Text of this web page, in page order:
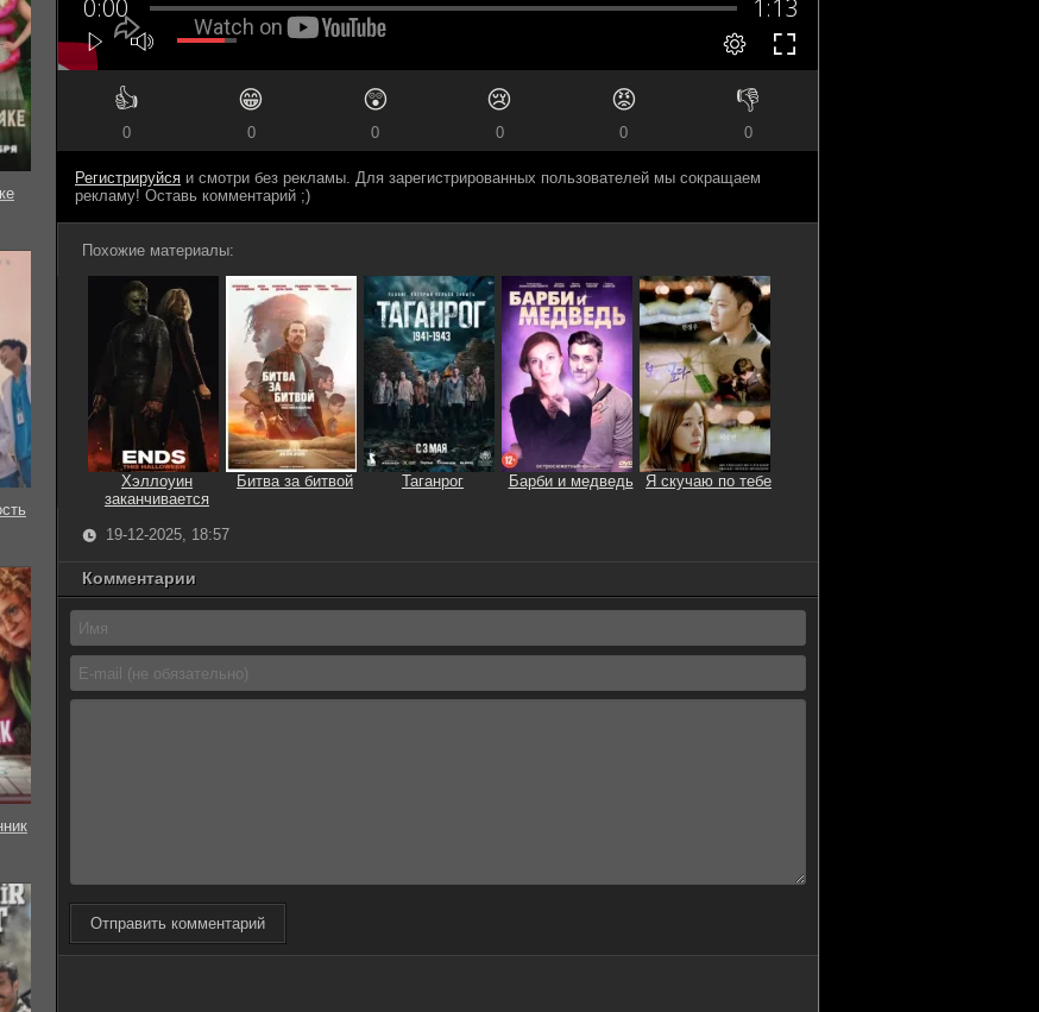
👍
0
😁
0
😲
0
😢
0
😡
0
👎
0
Регистрируйся и смотри без рекламы. Для зарегистрированных пользователей мы сокращаем
рекламу! Оставь комментарий ;)
Похожие материалы:
Хэллоуин
заканчивается
Битва за битвой Таганрог Барби и медведь Я скучаю по тебе
19-12-2025, 18:57
Комментарии
Отправить комментарий